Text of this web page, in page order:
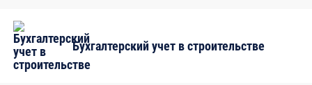
Бухгалтерский учет в строительстве
Дефектоскопистов
Изолировщиков на гидроизоляции
Показать все специальности